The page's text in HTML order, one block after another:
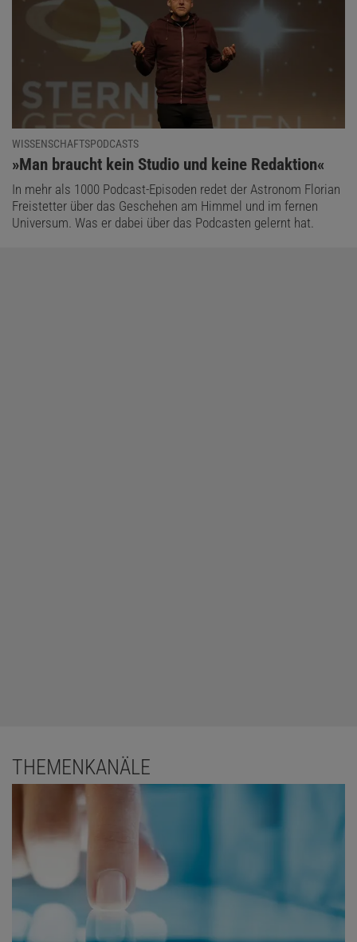
WISSENSCHAFTSPODCASTS
:
»Man braucht kein Studio und keine Redaktion«
In mehr als 1000 Podcast-Episoden redet der Astronom Florian
Freistetter über das Geschehen am Himmel und im fernen
Universum. Was er dabei über das Podcasten gelernt hat.
THEMENKANÄLE